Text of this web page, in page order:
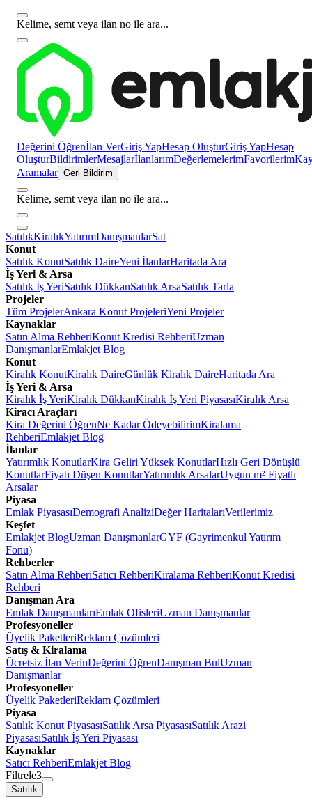
Kelime, semt veya ilan no ile ara...
Değerini Öğrenİlan VerGiriş YapHesap OluşturGiriş YapHesap
OluşturBildirimlerMesajlarİlanlarımDeğerlemelerimFavorilerim
Aramalar Geri Bildirim
Kelime, semt veya ilan no ile ara...
SatılıkKiralıkYatırımDanışmanlarSat
Konut
Satılık KonutSatılık DaireYeni İlanlarHaritada Ara
İş Yeri & Arsa
Satılık İş YeriSatılık DükkanSatılık ArsaSatılık Tarla
Projeler
Tüm ProjelerAnkara Konut ProjeleriYeni Projeler
Kaynaklar
Satın Alma RehberiKonut Kredisi RehberiUzman
DanışmanlarEmlakjet Blog
Konut
Kiralık KonutKiralık DaireGünlük Kiralık DaireHaritada Ara
İş Yeri & Arsa
Kiralık İş YeriKiralık DükkanKiralık İş Yeri PiyasasıKiralık Arsa
Kiracı Araçları
Kira Değerini ÖğrenNe Kadar ÖdeyebilirimKiralama
RehberiEmlakjet Blog
İlanlar
Yatırımlık KonutlarKira Geliri Yüksek KonutlarHızlı Geri Dönüşlü
KonutlarFiyatı Düşen KonutlarYatırımlık ArsalarUygun m² Fiyatlı
Arsalar
Piyasa
Emlak PiyasasıDemografi AnaliziDeğer HaritalarıVerilerimiz
Keşfet
Emlakjet BlogUzman DanışmanlarGYF (Gayrimenkul Yatırım
Fonu)
Rehberler
Satın Alma RehberiSatıcı RehberiKiralama RehberiKonut Kredisi
Rehberi
Danışman Ara
Emlak DanışmanlarıEmlak OfisleriUzman Danışmanlar
Profesyoneller
Üyelik PaketleriReklam Çözümleri
Satış & Kiralama
Ücretsiz İlan VerinDeğerini ÖğrenDanışman BulUzman
Danışmanlar
Profesyoneller
Üyelik PaketleriReklam Çözümleri
Piyasa
Satılık Konut PiyasasıSatılık Arsa PiyasasıSatılık Arazi
PiyasasıSatılık İş Yeri Piyasası
Kaynaklar
Satıcı RehberiEmlakjet Blog
Filtrele3
Satılık